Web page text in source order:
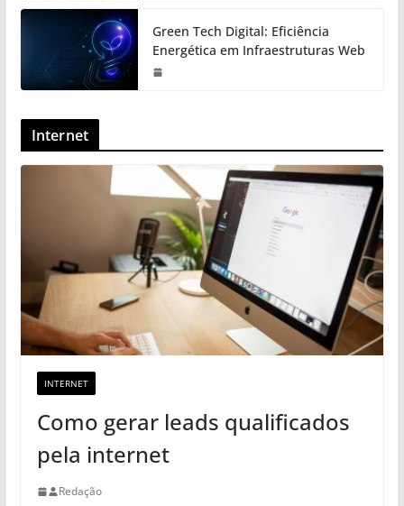
Green Tech Digital: Eficiência
Energética em Infraestruturas Web
Internet
INTERNET
Como gerar leads qualificados
pela internet
Redação